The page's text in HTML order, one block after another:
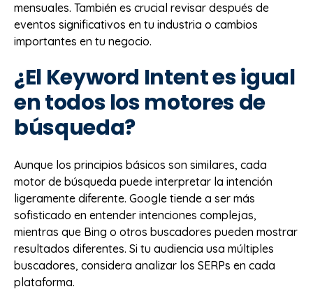
mensuales. También es crucial revisar después de
eventos significativos en tu industria o cambios
importantes en tu negocio.
¿El Keyword Intent es igual
en todos los motores de
búsqueda?
Aunque los principios básicos son similares, cada
motor de búsqueda puede interpretar la intención
ligeramente diferente. Google tiende a ser más
sofisticado en entender intenciones complejas,
mientras que Bing o otros buscadores pueden mostrar
resultados diferentes. Si tu audiencia usa múltiples
buscadores, considera analizar los SERPs en cada
plataforma.